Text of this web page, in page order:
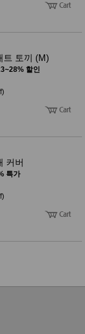
트 토끼 (M)
할인
커버
특가